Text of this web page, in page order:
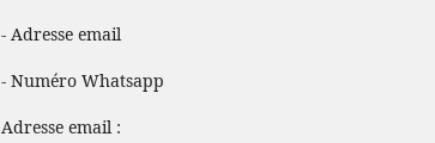
- Adresse email
- Numéro Whatsapp
Adresse email :